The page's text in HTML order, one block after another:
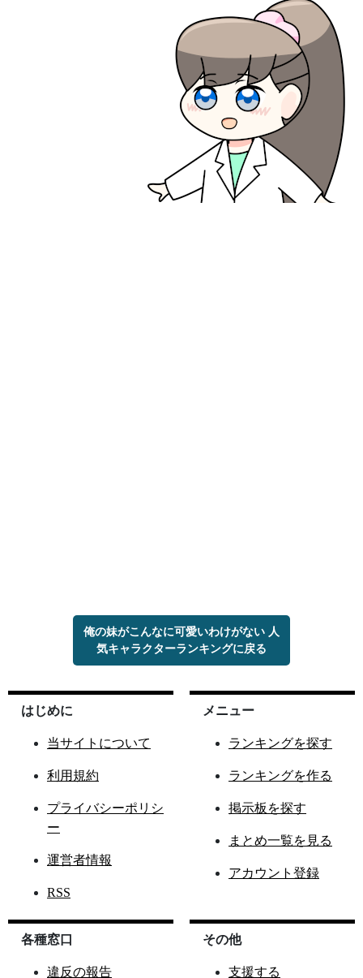
俺の妹がこんなに可愛いわけがない 人
気キャラクターランキングに戻る
はじめに
当サイトについて
利用規約
プライバシーポリシ
ー
運営者情報
RSS
メニュー
ランキングを探す
ランキングを作る
掲示板を探す
まとめ一覧を見る
アカウント登録
各種窓口
違反の報告
その他
支援する